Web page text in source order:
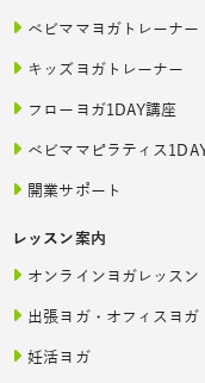
ベビママヨガトレーナー
キッズヨガトレーナー
フローヨガ1DAY講座
ベビママピラティス
開業サポート
レッスン案内
オンラインヨガレッスン
出張ヨガ・オフィスヨガ
妊活ヨガ